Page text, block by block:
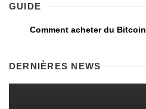
GUIDE
Comment acheter du Bitcoin
DERNIÈRES NEWS